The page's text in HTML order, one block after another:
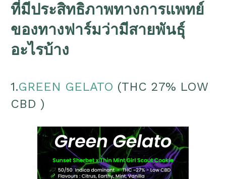
ที่มีประสิทธิภาพทางการแพทย์
ของทางฟาร์มว่ามีสายพันธุ์
อะไรบ้าง
1.GREEN GELATO (THC 27% LOW
CBD )